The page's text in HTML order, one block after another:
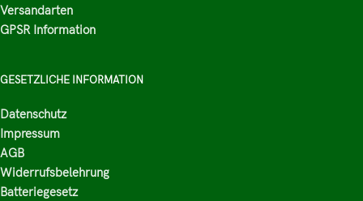
Versandarten
GPSR Information
GESETZLICHE INFORMATION
Datenschutz
Impressum
AGB
Widerrufsbelehrung
Batteriegesetz